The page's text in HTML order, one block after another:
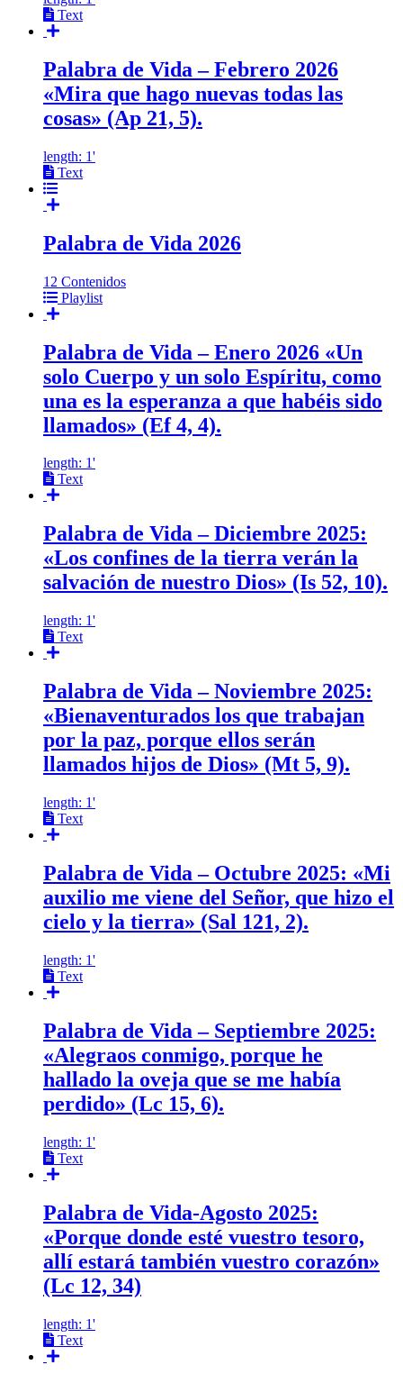
Text
Palabra de Vida – Febrero 2026
«Mira que hago nuevas todas las
cosas» (Ap 21, 5).
length: 1'
Text
Palabra de Vida 2026
12 Contenidos
Playlist
Palabra de Vida – Enero 2026 «Un
solo Cuerpo y un solo Espíritu, como
una es la esperanza a que habéis sido
llamados» (Ef 4, 4).
length: 1'
Text
Palabra de Vida – Diciembre 2025:
«Los confines de la tierra verán la
salvación de nuestro Dios» (Is 52, 10).
length: 1'
Text
Palabra de Vida – Noviembre 2025:
«Bienaventurados los que trabajan
por la paz, porque ellos serán
llamados hijos de Dios» (Mt 5, 9).
length: 1'
Text
Palabra de Vida – Octubre 2025: «Mi
auxilio me viene del Señor, que hizo el
cielo y la tierra» (Sal 121, 2).
length: 1'
Text
Palabra de Vida – Septiembre 2025:
«Alegraos conmigo, porque he
hallado la oveja que se me había
perdido» (Lc 15, 6).
length: 1'
Text
Palabra de Vida-Agosto 2025:
«Porque donde esté vuestro tesoro,
allí estará también vuestro corazón»
(Lc 12, 34)
length: 1'
Text